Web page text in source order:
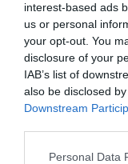
interest-based ads
us or personal
your opt-out. You
disclosure of your
IAB’s list of
also be disclosed
Downstream
Personal Data